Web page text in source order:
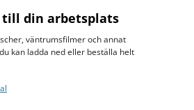
din arbetsplats
väntrumsfilmer och annat
kan ladda ned eller beställa helt